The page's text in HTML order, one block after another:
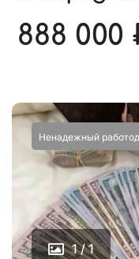
888 000
Ненадежный
1 / 1